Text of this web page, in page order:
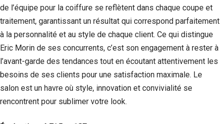
de l’équipe pour la coiffure se reflètent dans chaque coupe et
traitement, garantissant un résultat qui correspond parfaitement
à la personnalité et au style de chaque client. Ce qui distingue
Eric Morin de ses concurrents, c’est son engagement à rester à
l’avant-garde des tendances tout en écoutant attentivement les
besoins de ses clients pour une satisfaction maximale. Le
salon est un havre où style, innovation et convivialité se
rencontrent pour sublimer votre look.